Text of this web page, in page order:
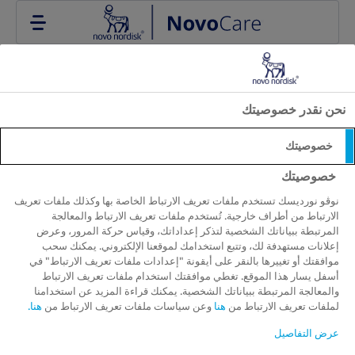
ابحث عن موارد إدارة الوزن
والسمنة
استخدم أداة البحث الخاصة بنا لاستكشاف مجموعة واسعة من
الموارد حول إدارة الوزن، الحياة الصحية، وعلاج السمنة. سواء
كنت تبحث عن نصائح من خبراء، أو قصص شخصية، أو أحدث
الأبحاث، فإن محتوياتنا مصممة لدعم رحلتك نحو صحة أفضل
نتائج البحث
نحن نقدر خصوصيتك
خصوصيتك
خصوصيتك
نوڤو نورديسك تستخدم ملفات تعريف الارتباط الخاصة بها وكذلك ملفات تعريف
الارتباط من أطراف خارجية. تُستخدم ملفات تعريف الارتباط والمعالجة
المرتبطة ببياناتك الشخصية لتذكر إعداداتك، وقياس حركة المرور، وعرض
إعلانات مستهدفة لك، وتتبع استخدامك لموقعنا الإلكتروني. يمكنك سحب
موافقتك أو تغييرها بالنقر على أيقونة "إعدادات ملفات تعريف الارتباط" في
أسفل يسار هذا الموقع. تغطي موافقتك استخدام ملفات تعريف الارتباط
والمعالجة المرتبطة ببياناتك الشخصية. يمكنك قراءة المزيد عن استخدامنا
لملفات تعريف الارتباط من هنا وعن سياسات ملفات تعريف الارتباط من هنا.
عرض التفاصيل